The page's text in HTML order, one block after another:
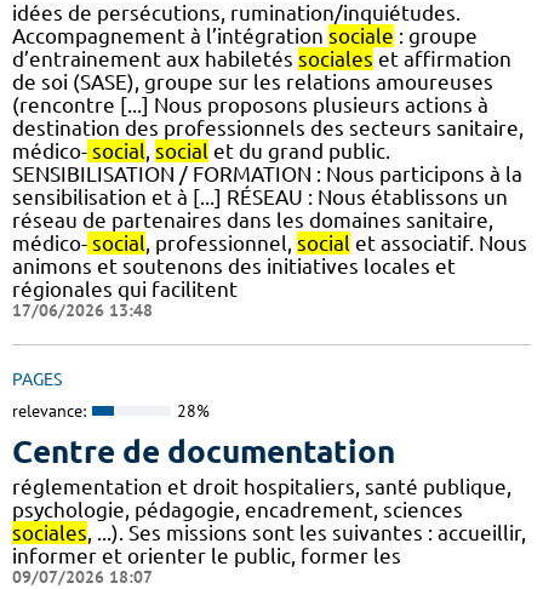
idées de persécutions, rumination/inquiétudes.
Accompagnement à l’intégration sociale : groupe
d’entrainement aux habiletés sociales et affirmation
de soi (SASE), groupe sur les relations amoureuses
(rencontre [...] Nous proposons plusieurs actions à
destination des professionnels des secteurs sanitaire,
médico- social, social et du grand public.
SENSIBILISATION / FORMATION : Nous participons à la
sensibilisation et à [...] RÉSEAU : Nous établissons un
réseau de partenaires dans les domaines sanitaire,
médico- social, professionnel, social et associatif. Nous
animons et soutenons des initiatives locales et
régionales qui facilitent
17/06/2026 13:48
PAGES
relevance: 28%
Centre de documentation
réglementation et droit hospitaliers, santé publique,
psychologie, pédagogie, encadrement, sciences
sociales , ...). Ses missions sont les suivantes : accueillir,
informer et orienter le public, former les
09/07/2026 18:07